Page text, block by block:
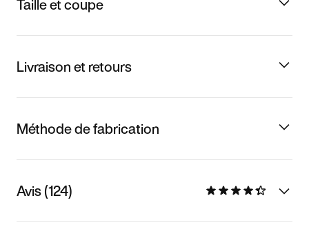
Taille et coupe
Livraison et retours
Méthode de fabrication
Avis (124)